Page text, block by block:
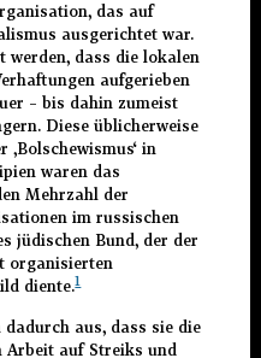
das auf
ausgerichtet war.
werden, dass die lokalen
aufgerieben
– bis dahin zumeist
Diese üblicherweise
‚Bolschewismus‘ in
waren das
Mehrzahl der
im russischen
jüdischen Bund, der der
organisierten
diente.1
aus, dass sie die
Arbeit auf Streiks und